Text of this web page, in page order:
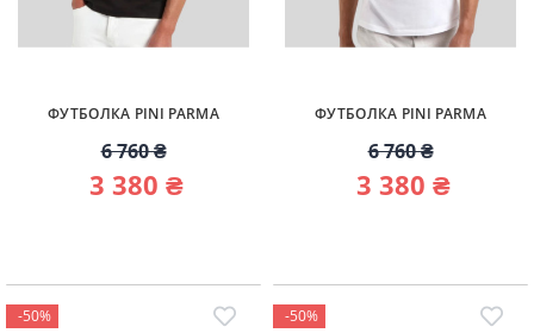
ФУТБОЛКА PINI PARMA
6 760 ₴
3 380 ₴
ФУТБОЛКА PINI PARMA
6 760 ₴
3 380 ₴
-50% -50%